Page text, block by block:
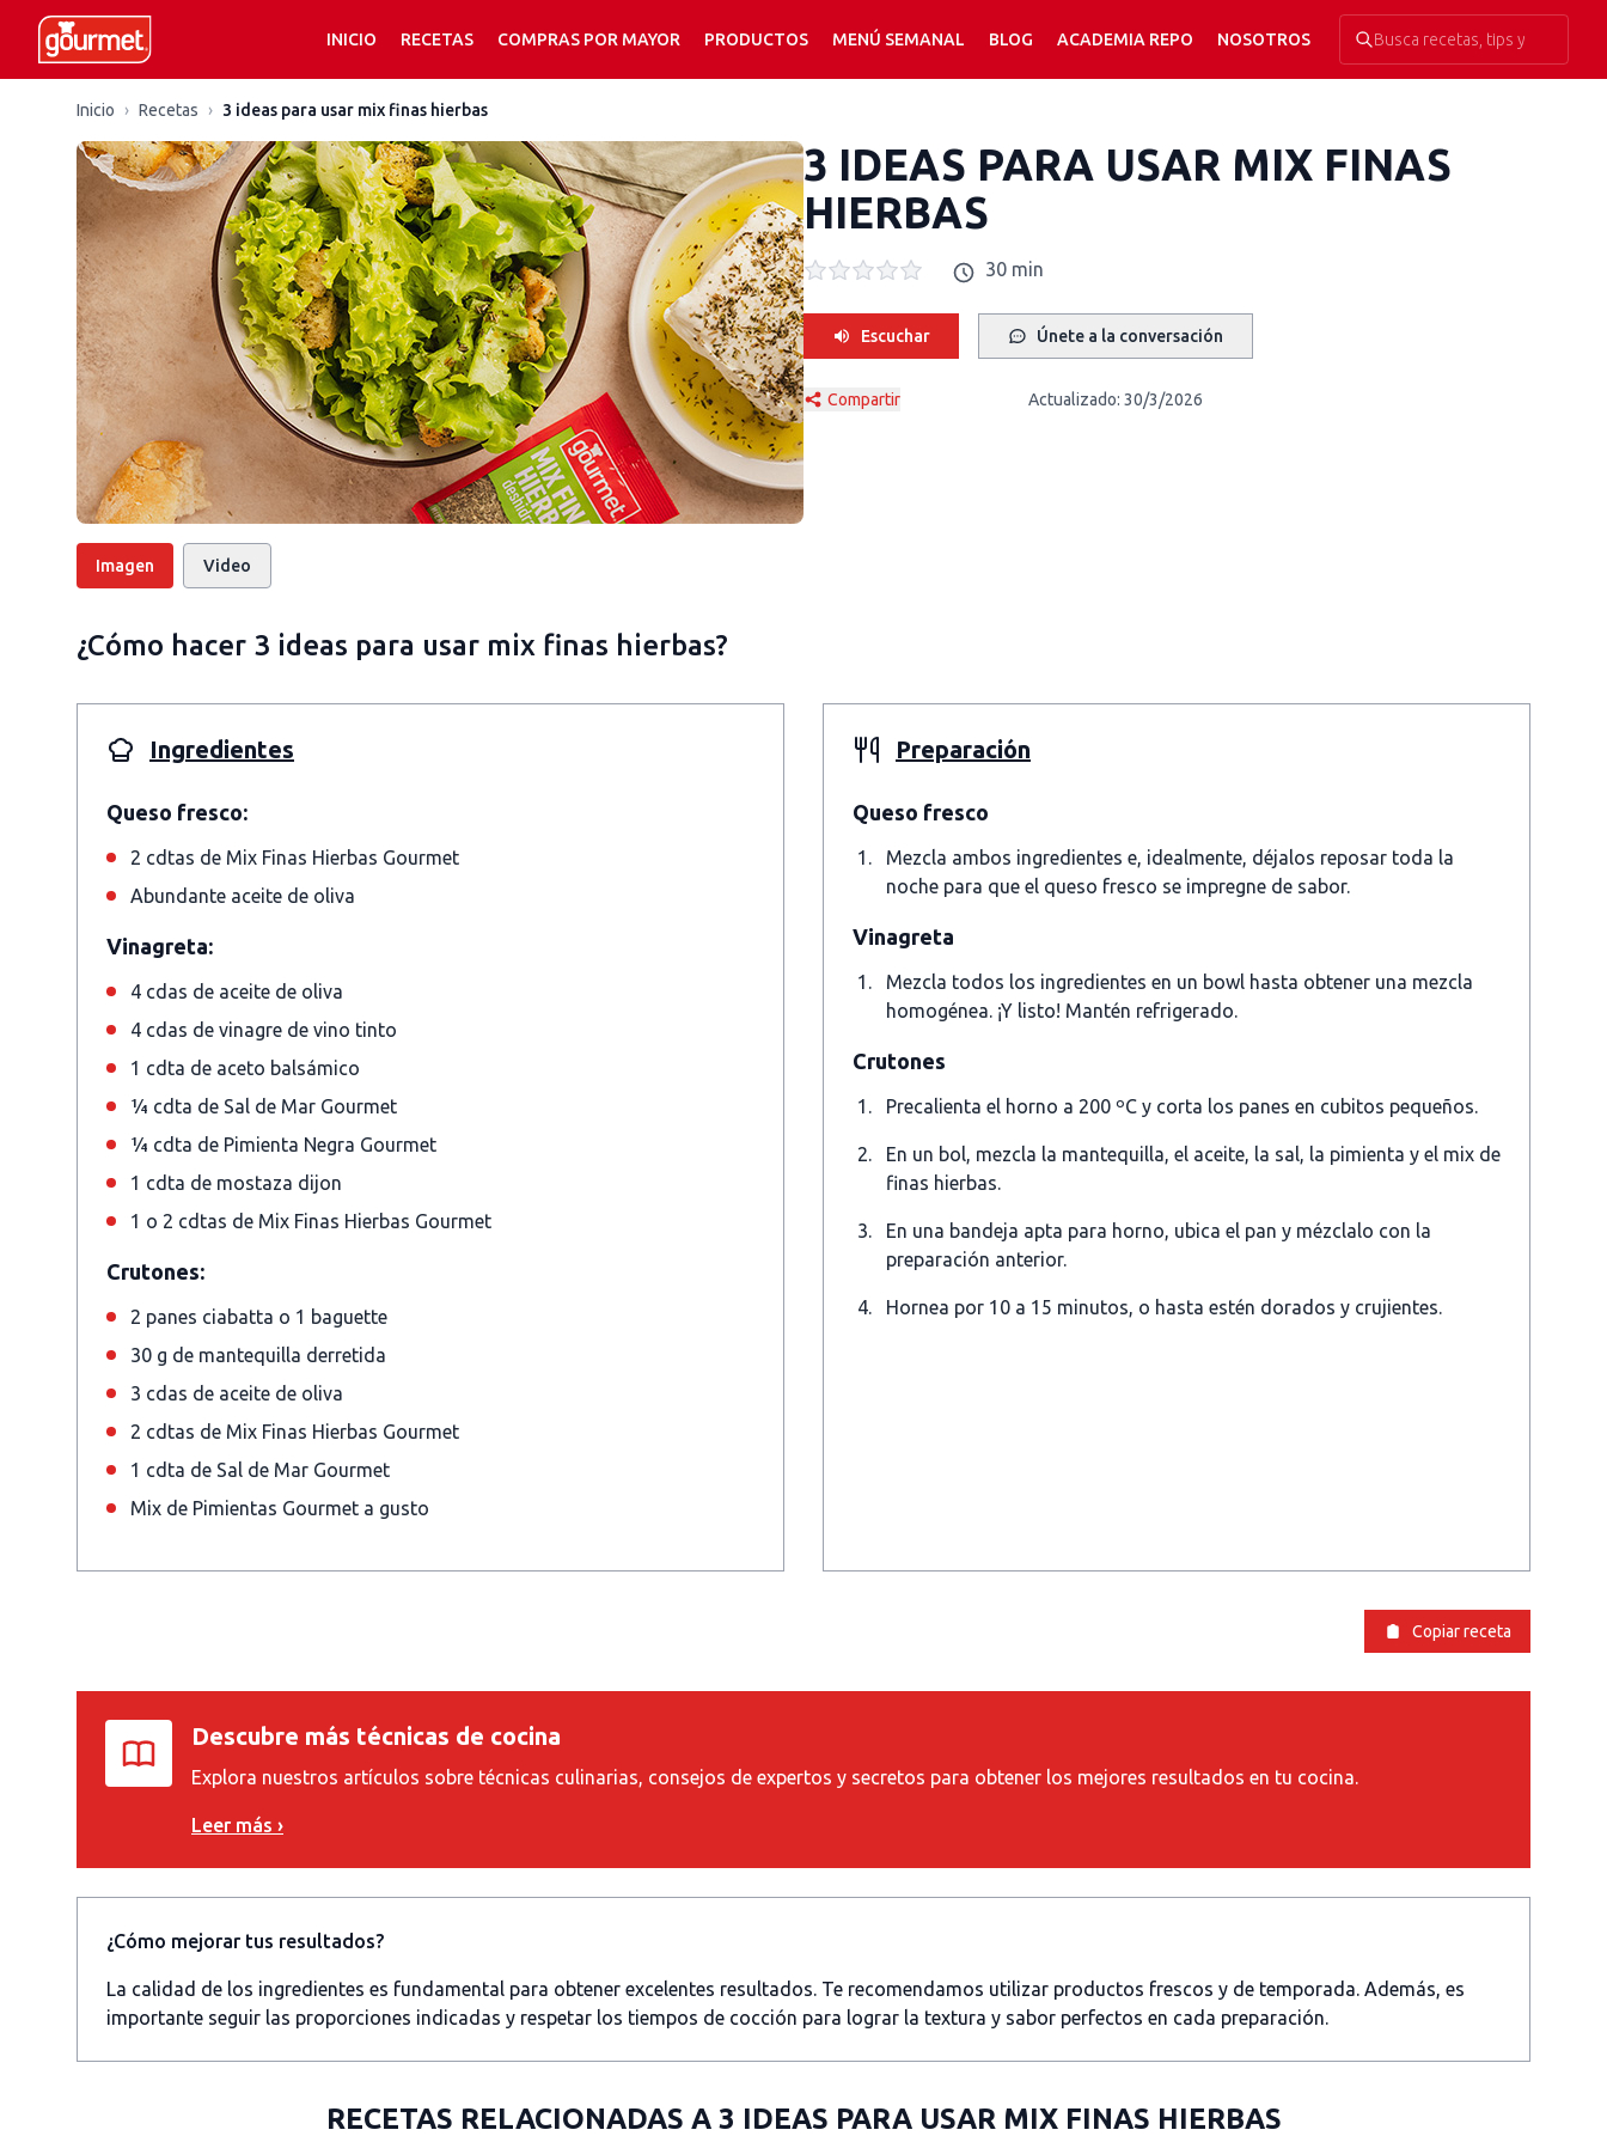
INICIO RECETAS COMPRAS POR MAYOR PRODUCTOS MENÚ SEMANAL BLOG ACADEMIA REPO NOSOTROS
Inicio › Recetas › 3 ideas para usar mix finas hierbas
Imagen Video
3 IDEAS PARA USAR MIX FINAS
HIERBAS
30 min
Escuchar Únete a la conversación
Compartir Actualizado:30/3/2026
¿Cómo hacer 3 ideas para usar mix finas hierbas?
Ingredientes
Queso fresco:
2 cdtas de Mix Finas Hierbas Gourmet
Abundante aceite de oliva
Vinagreta:
4 cdas de aceite de oliva
4 cdas de vinagre de vino tinto
1 cdta de aceto balsámico
¼ cdta de Sal de Mar Gourmet
¼ cdta de Pimienta Negra Gourmet
1 cdta de mostaza dijon
1 o 2 cdtas de Mix Finas Hierbas Gourmet
Crutones:
2 panes ciabatta o 1 baguette
30 g de mantequilla derretida
3 cdas de aceite de oliva
2 cdtas de Mix Finas Hierbas Gourmet
1 cdta de Sal de Mar Gourmet
Mix de Pimientas Gourmet a gusto
Preparación
Queso fresco
Mezcla ambos ingredientes e, idealmente, déjalos reposar toda la
noche para que el queso fresco se impregne de sabor.
Vinagreta
Mezcla todos los ingredientes en un bowl hasta obtener una mezcla
homogénea. ¡Y listo! Mantén refrigerado.
Crutones
Precalienta el horno a 200 ºC y corta los panes en cubitos pequeños.
En un bol, mezcla la mantequilla, el aceite, la sal, la pimienta y el mix de
finas hierbas.
En una bandeja apta para horno, ubica el pan y mézclalo con la
preparación anterior.
Hornea por 10 a 15 minutos, o hasta estén dorados y crujientes.
Copiar receta
Descubre más técnicas de cocina
Explora nuestros artículos sobre técnicas culinarias, consejos de expertos y secretos para obtener los mejores resultados en tu cocina.
Leer más ›
¿Cómo mejorar tus resultados?
La calidad de los ingredientes es fundamental para obtener excelentes resultados. Te recomendamos utilizar productos frescos y de temporada. Además, es
importante seguir las proporciones indicadas y respetar los tiempos de cocción para lograr la textura y sabor perfectos en cada preparación.
RECETAS RELACIONADAS A 3 IDEAS PARA USAR MIX FINAS HIERBAS